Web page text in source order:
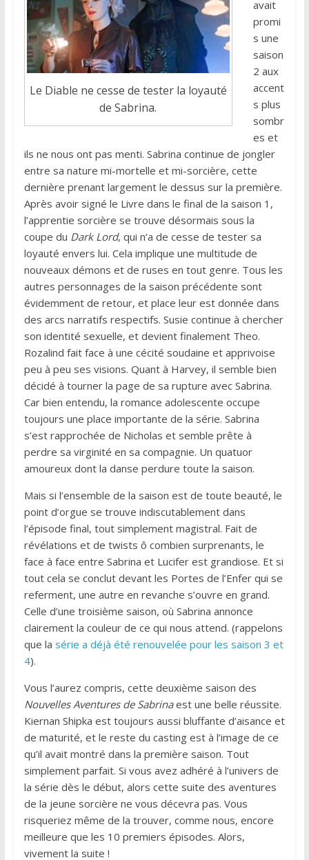
Le Diable ne cesse de tester la loyauté
de Sabrina.
avait
promi
s une
saison
2 aux
accent
s plus
sombr
es et
ils ne nous ont pas menti. Sabrina continue de jongler
entre sa nature mi-mortelle et mi-sorcière, cette
dernière prenant largement le dessus sur la première.
Après avoir signé le Livre dans le final de la saison 1,
l’apprentie sorcière se trouve désormais sous la
coupe du Dark Lord, qui n’a de cesse de tester sa
loyauté envers lui. Cela implique une multitude de
nouveaux démons et de ruses en tout genre. Tous les
autres personnages de la saison précédente sont
évidemment de retour, et place leur est donnée dans
des arcs narratifs respectifs. Susie continue à chercher
son identité sexuelle, et devient finalement Theo.
Rozalind fait face à une cécité soudaine et apprivoise
peu à peu ses visions. Quant à Harvey, il semble bien
décidé à tourner la page de sa rupture avec Sabrina.
Car bien entendu, la romance adolescente occupe
toujours une place importante de la série. Sabrina
s’est rapprochée de Nicholas et semble prête à
perdre sa virginité en sa compagnie. Un quatuor
amoureux dont la danse perdure toute la saison.
Mais si l’ensemble de la saison est de toute beauté, le
point d’orgue se trouve indiscutablement dans
l’épisode final, tout simplement magistral. Fait de
révélations et de twists ô combien surprenants, le
face à face entre Sabrina et Lucifer est grandiose. Et si
tout cela se conclut devant les Portes de l’Enfer qui se
referment, une autre en revanche s’ouvre en grand.
Celle d’une troisième saison, où Sabrina annonce
clairement la couleur de ce qui nous attend. (rappelons
que la série a déjà été renouvelée pour les saison 3 et
4).
Vous l’aurez compris, cette deuxième saison des
Nouvelles Aventures de Sabrinaest une belle réussite.
Kiernan Shipka est toujours aussi bluffante d’aisance et
de maturité, et le reste du casting est à l’image de ce
qu’il avait montré dans la première saison. Tout
simplement parfait. Si vous avez adhéré à l’univers de
la série dès le début, alors cette suite des aventures
de la jeune sorcière ne vous décevra pas. Vous
risqueriez même de la trouver, comme nous, encore
meilleure que les 10 premiers épisodes. Alors,
vivement la suite !